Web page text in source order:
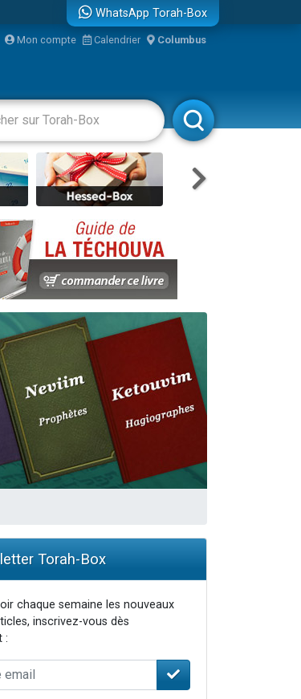
WhatsApp Torah-Box
Mon compte Calendrier Columbus
Livres Rabbanim
Torah-Box
chaque semaine les nouveaux
inscrivez-vous dès
: